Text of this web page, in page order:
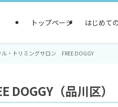
トップページ はじめて
・トリミングサロン FREE DOGGY
（品川区）